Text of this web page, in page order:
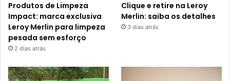
Produtos de Limpeza
Impact: marca exclusiva
Leroy Merlin para limpeza
pesada sem esforço
2 dias atrás
Clique e retire na Leroy
Merlin: saiba os detalhes
3 dias atrás